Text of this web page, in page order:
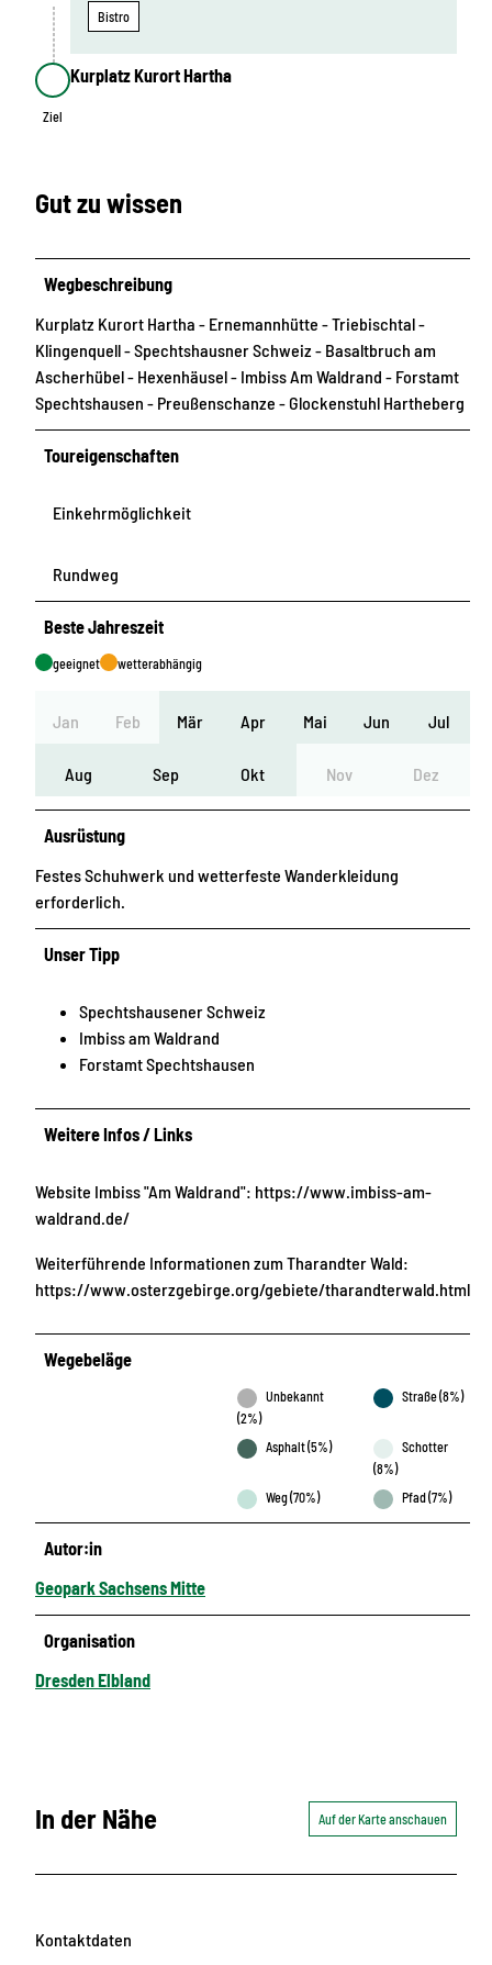
Bistro
Ziel
Ziel
Kurplatz Kurort Hartha
Gut zu wissen
Wegbeschreibung
Kurplatz Kurort Hartha - Ernemannhütte - Triebischtal -
Klingenquell - Spechtshausner Schweiz - Basaltbruch am
Ascherhübel - Hexenhäusel - Imbiss Am Waldrand - Forstamt
Spechtshausen - Preußenschanze - Glockenstuhl Hartheberg
Toureigenschaften
Einkehrmöglichkeit
Rundweg
Beste Jahreszeit
geeignet wetterabhängig
Jan Feb Mär Apr Mai Jun Jul
Aug Sep Okt Nov Dez
Ausrüstung
Festes Schuhwerk und wetterfeste Wanderkleidung
erforderlich.
Unser Tipp
Spechtshausener Schweiz
Imbiss am Waldrand
Forstamt Spechtshausen
Weitere Infos / Links
Website Imbiss "Am Waldrand": https://www.imbiss-am-
waldrand.de/
Weiterführende Informationen zum Tharandter Wald:
https://www.osterzgebirge.org/gebiete/tharandterwald.html
Wegebeläge
Unbekannt
(2%)
Straße (8%)
Asphalt (5%)
Schotter
(8%)
Weg (70%)
Pfad (7%)
Autor:in
Geopark Sachsens Mitte
Organisation
Dresden Elbland
In der Nähe Auf der Karte anschauen
Kontaktdaten